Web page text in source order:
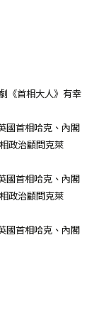
《首相大人》有幸
國首相哈克、內閣
政治顧問克萊
國首相哈克、內閣
政治顧問克萊
國首相哈克、內閣